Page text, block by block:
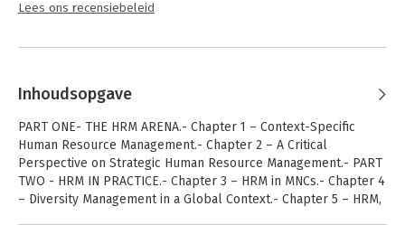
Lees ons recensiebeleid
Inhoudsopgave
PART ONE- THE HRM ARENA.- Chapter 1 – Context-Specific
Human Resource Management.- Chapter 2 – A Critical
Perspective on Strategic Human Resource Management.- PART
TWO - HRM IN PRACTICE.- Chapter 3 – HRM in MNCs.- Chapter 4
– Diversity Management in a Global Context.- Chapter 5 – HRM,